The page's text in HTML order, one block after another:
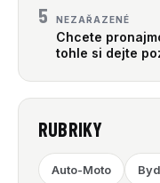
5 NEZAŘAZENÉ
Chcete
tohle si dejte
RUBRIKY
Auto-Moto